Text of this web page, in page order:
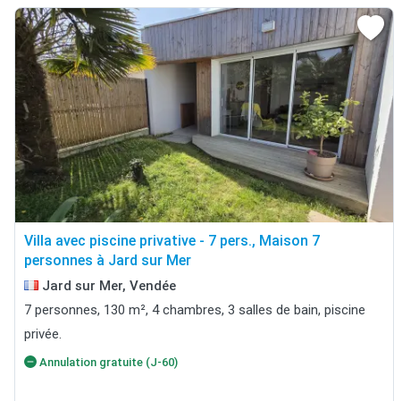
Villa avec piscine privative - 7 pers., Maison 7
personnes à Jard sur Mer
Jard sur Mer, Vendée
7 personnes, 130 m², 4 chambres, 3 salles de bain, piscine
privée.
Annulation gratuite (J-60)